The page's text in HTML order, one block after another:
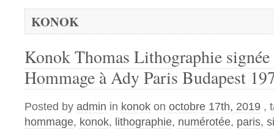
KONOK
Konok Thomas Lithographie signée
Hommage à Ady Paris Budapest
Posted by admin in konok on octobre 17th, 2019 ,
hommage, konok, lithographie, numérotée, paris,